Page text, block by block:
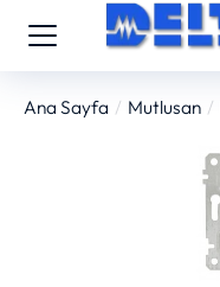
You are here:
Ana Sayfa Mutlusan